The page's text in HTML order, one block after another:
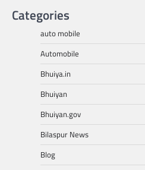
Categories
auto mobile
Automobile
Bhuiya.in
Bhuiyan
Bhuiyan.gov
Bilaspur News
Blog